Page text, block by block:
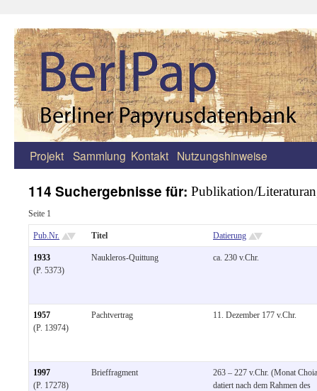
Zum
springen
Projekt Sammlung Kontakt Nutzungshinweise
114 Suchergebnisse für: Publikation/
Seite 1
Pub.Nr. Titel Datierung
1933
(P. 5373)
Naukleros-Quittung ca. 230 v.Chr.
1957
(P. 13974)
Pachtvertrag 11. Dezember 177 v.Chr.
1997
(P. 17278)
Brieffragment
263 – 227 v.Chr. (Monat
datiert nach dem Rahmen des